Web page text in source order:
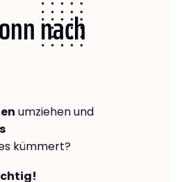
nach
umziehen und
kümmert?